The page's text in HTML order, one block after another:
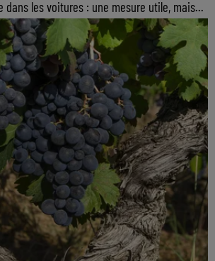
les voitures : une mesure utile, mais...